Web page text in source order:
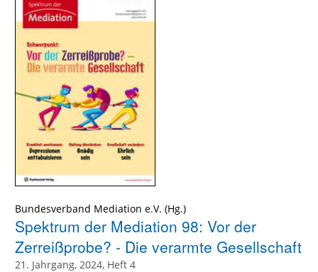
Bundesverband Mediation e.V. (Hg.)
Spektrum der Mediation 98: Vor der
Zerreißprobe? - Die verarmte Gesellschaft
21. Jahrgang, 2024, Heft 4